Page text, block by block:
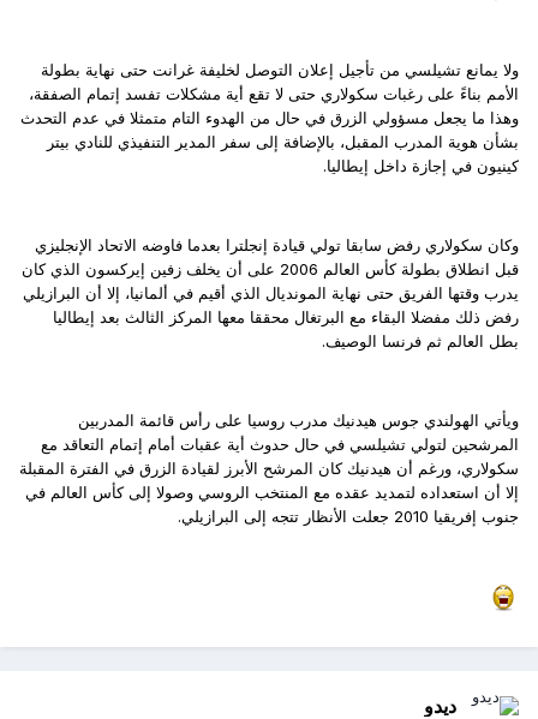
ولا يمانع تشيلسي من تأجيل إعلان التوصل لخليفة غرانت حتى نهاية بطولة
الأمم بناءً على رغبات سكولاري حتى لا تقع أية مشكلات تفسد إتمام الصفقة،
وهذا ما يجعل مسؤولي الزرق في حال من الهدوء التام متمثلا في عدم التحدث
بشأن هوية المدرب المقبل، بالإضافة إلى سفر المدير التنفيذي للنادي بيتر
كينيون في إجازة داخل إيطاليا.
وكان سكولاري رفض سابقا تولي قيادة إنجلترا بعدما فاوضه الاتحاد الإنجليزي
قبل انطلاق بطولة كأس العالم 2006 على أن يخلف زفين إيركسون الذي كان
يدرب وقتها الفريق حتى نهاية المونديال الذي أقيم في ألمانيا، إلا أن البرازيلي
رفض ذلك مفضلا البقاء مع البرتغال محققا معها المركز الثالث بعد إيطاليا
بطل العالم ثم فرنسا الوصيف.
ويأتي الهولندي جوس هيدنيك مدرب روسيا على رأس قائمة المدربين
المرشحين لتولي تشيلسي في حال حدوث أية عقبات أمام إتمام التعاقد مع
سكولاري، ورغم أن هيدنيك كان المرشح الأبرز لقيادة الزرق في الفترة المقبلة
إلا أن استعداده لتمديد عقده مع المنتخب الروسي وصولا إلى كأس العالم في
جنوب إفريقيا 2010 جعلت الأنظار تتجه إلى البرازيلي.
ديدو